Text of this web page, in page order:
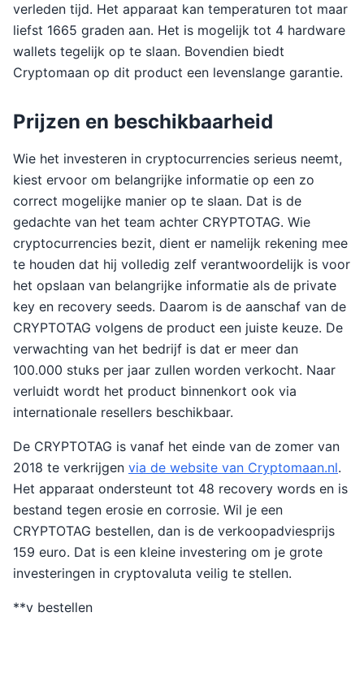
verleden tijd. Het apparaat kan temperaturen tot maar
liefst 1665 graden aan. Het is mogelijk tot 4 hardware
wallets tegelijk op te slaan. Bovendien biedt
Cryptomaan op dit product een levenslange garantie.
Prijzen en beschikbaarheid
Wie het investeren in cryptocurrencies serieus neemt,
kiest ervoor om belangrijke informatie op een zo
correct mogelijke manier op te slaan. Dat is de
gedachte van het team achter CRYPTOTAG. Wie
cryptocurrencies bezit, dient er namelijk rekening mee
te houden dat hij volledig zelf verantwoordelijk is voor
het opslaan van belangrijke informatie als de private
key en recovery seeds. Daarom is de aanschaf van de
CRYPTOTAG volgens de product een juiste keuze. De
verwachting van het bedrijf is dat er meer dan
100.000 stuks per jaar zullen worden verkocht. Naar
verluidt wordt het product binnenkort ook via
internationale resellers beschikbaar.
De CRYPTOTAG is vanaf het einde van de zomer van
2018 te verkrijgen via de website van Cryptomaan.nl.
Het apparaat ondersteunt tot 48 recovery words en is
bestand tegen erosie en corrosie. Wil je een
CRYPTOTAG bestellen, dan is de verkoopadviesprijs
159 euro. Dat is een kleine investering om je grote
investeringen in cryptovaluta veilig te stellen.
**v bestellen